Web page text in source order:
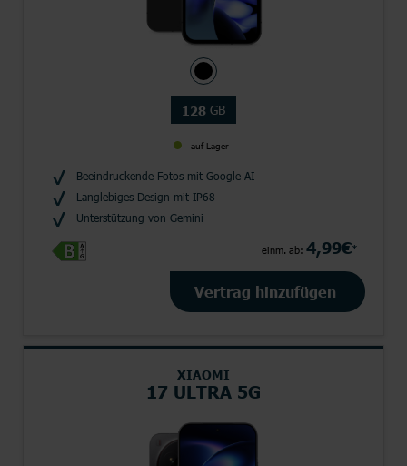
128 GB
auf Lager
Beeindruckende Fotos mit Google AI
Langlebiges Design mit IP68
Unterstützung von Gemini
einm. ab: 4,99€*
Vertrag hinzufügen
XIAOMI
17 ULTRA 5G